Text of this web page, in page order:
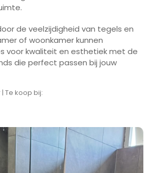
de veelzijdigheid van tegels en
of woonkamer kunnen
voor kwaliteit en esthetiek met de
die perfect passen bij jouw
Te koop bij: